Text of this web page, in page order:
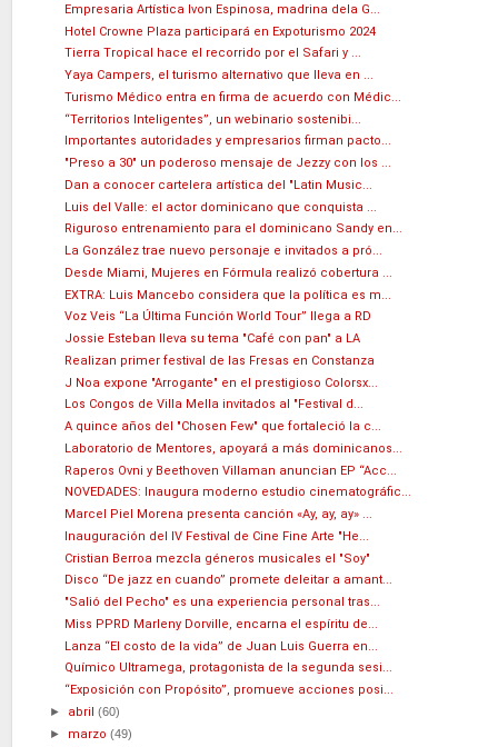
Empresaria Artística Ivon Espinosa, madrina dela G...
Hotel Crowne Plaza participará en Expoturismo 2024
Tierra Tropical hace el recorrido por el Safari y ...
Yaya Campers, el turismo alternativo que lleva en ...
Turismo Médico entra en firma de acuerdo con Médic...
“Territorios Inteligentes”, un webinario sostenibi...
Importantes autoridades y empresarios firman pacto...
"Preso a 30" un poderoso mensaje de Jezzy con los ...
Dan a conocer cartelera artística del "Latin Music...
Luis del Valle: el actor dominicano que conquista ...
Riguroso entrenamiento para el dominicano Sandy en...
La González trae nuevo personaje e invitados a pró...
Desde Miami, Mujeres en Fórmula realizó cobertura ...
EXTRA: Luis Mancebo considera que la política es m...
Voz Veis “La Última Función World Tour” llega a RD
Jossie Esteban lleva su tema "Café con pan" a LA
Realizan primer festival de las Fresas en Constanza
J Noa expone "Arrogante" en el prestigioso Colorsx...
Los Congos de Villa Mella invitados al "Festival d...
A quince años del "Chosen Few" que fortaleció la c...
Laboratorio de Mentores, apoyará a más dominicanos...
Raperos Ovni y Beethoven Villaman anuncian EP “Acc...
NOVEDADES: Inaugura moderno estudio cinematográfic...
Marcel Piel Morena presenta canción «Ay, ay, ay» ...
Inauguración del IV Festival de Cine Fine Arte "He...
Cristian Berroa mezcla géneros musicales el "Soy"
Disco “De jazz en cuando” promete deleitar a amant...
"Salió del Pecho" es una experiencia personal tras...
Miss PPRD Marleny Dorville, encarna el espíritu de...
Lanza “El costo de la vida” de Juan Luis Guerra en...
Químico Ultramega, protagonista de la segunda sesi...
“Exposición con Propósito”, promueve acciones posi...
► abril(60)
► marzo(49)